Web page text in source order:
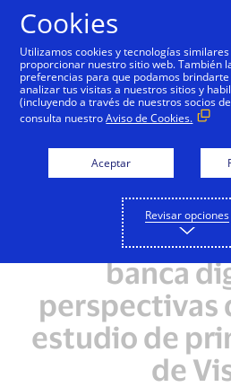
Ganar en la
banca
perspectivas
estudio de
de
Cookies
Utilizamos cookies y tecnologías
proporcionar nuestro sitio web. También
preferencias para que podamos
analizar tus visitas a nuestros sitios y
(incluyendo a través de nuestros socios
consulta nuestroAviso de Cookies.
Aceptar
Revisar opciones